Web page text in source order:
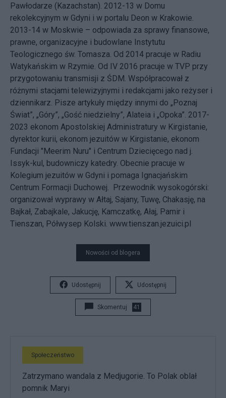
Pawłodarze (Kazachstan). 2012-13 w Domu
rekolekcyjnym w Gdyni i w portalu Deon w Krakowie.
2013-14 w Moskwie – odpowiada za sprawy finansowe,
prawne, organizacyjne i budowlane Instytutu
Teologicznego św. Tomasza. Od 2014 pracuje w Radiu
Watykańskim w Rzymie. Od IV 2016 pracuje w TVP przy
przygotowaniu transmisji z ŚDM. Współpracował z
różnymi stacjami telewizyjnymi i redakcjami jako reżyser i
dziennikarz. Pisze artykuły między innymi do „Poznaj
Świat”, „Góry”, „Gość niedzielny”, Alateia i „Opoka”. 2017-
2023 ekonom Apostolskiej Administratury w Kirgistanie,
dyrektor kurii, ekonom jezuitów w Kirgistanie, ekonom
Fundacji "Meerim Nuru" i Centrum Dziecięcego nad j.
Issyk-kul, budowniczy katedry. Obecnie pracuje w
Kolegium jezuitów w Gdyni i pomaga Ignacjańskim
Centrum Formacji Duchowej. Przewodnik wysokogórski:
organizował wyprawy w Ałtaj, Sajany, Tuwę, Chakasję, na
Bajkał, Zabajkale, Jakucję, Kamczatkę, Ałaj, Pamir i
Tienszan, Półwysep Kolski. www.tienszan.jezuici.pl
Nowości od blogera
Udostępnij Udostępnij
Skomentuj 41
Społeczeństwo
Zatrzymano wandala z Medjugorie. To Polak oblał
pomnik Maryi